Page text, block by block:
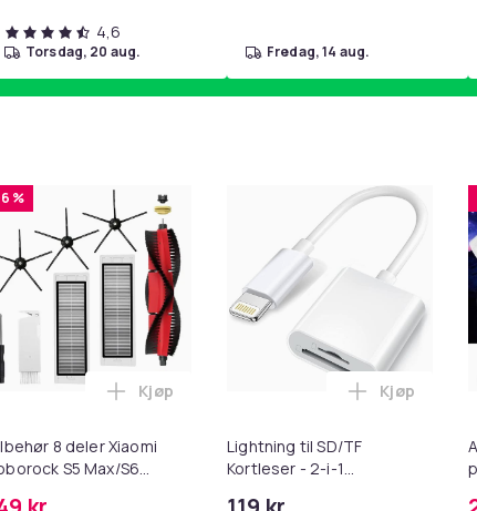
4,6
torsdag, 20 aug. fredag, 14 aug.
i handlekurven
Dry Shampoo Nonaerosol Balances Scalp & Controls
%
8 deler Xiaomi
S5 Max/S6
Legg Tilbehør 8 deler Xiaomi Roborock
Kjøp
Lightning til SD/TF
Kortleser - 2-i-1
Legg
Kjøp